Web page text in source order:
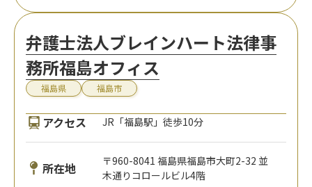
弁護士法人ブレインハート法律事
務所福島オフィス
福島県 福島市
アクセス JR「福島駅」徒歩10分
所在地
〒960-8041 福島県福島市大町2-32 並
木通りコロールビル4階